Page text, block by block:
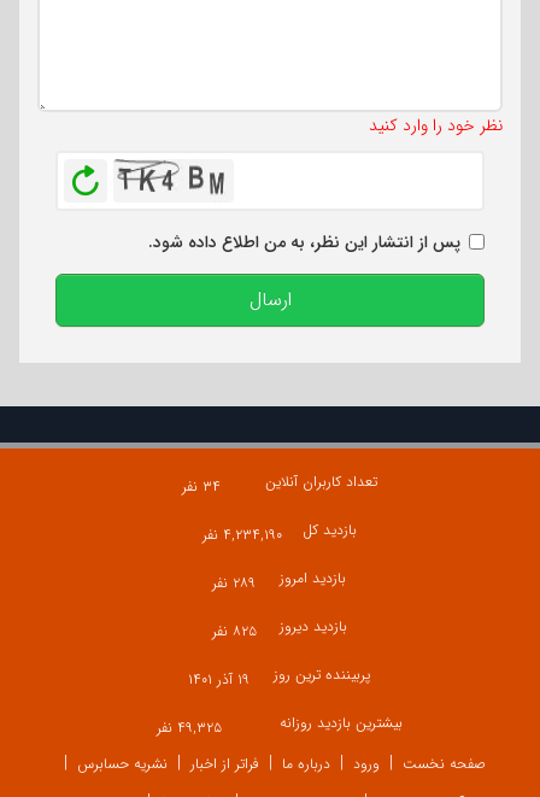
نظر خود را وارد کنید
پس از انتشار این نظر، به من اطلاع داده شود.
ارسال
تعداد کاربران آنلاین
۳۴ نفر
بازدید کل
۴,۲۳۴,۱۹۰ نفر
بازدید امروز
۲۸۹ نفر
بازدید دیروز
۸۲۵ نفر
پربیننده ترین روز
۱۹ آذر ۱۴۰۱
بیشترین بازدید روزانه
۴۹,۳۲۵ نفر
صفحه نخست
ورود درباره ما فراتر از اخبار
نشریه حسابرس